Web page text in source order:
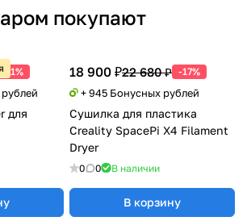
покупают
-51%
для
18 900 ₽22 680 ₽ -17%
+ 945 Бонусных рублей
Сушилка для пластика
Creality SpacePi X4 Filament
Dryer
0 0 В наличии
В корзину